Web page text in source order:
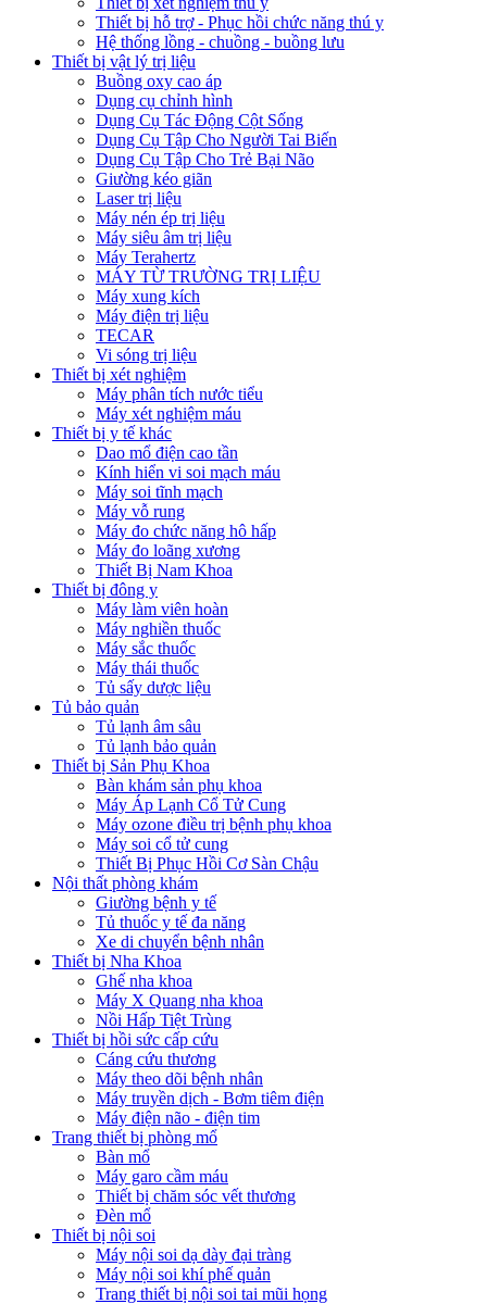
Thiết bị hỗ trợ - Phục hồi chức năng thú y
Hệ thống lồng - chuồng - buồng lưu
Thiết bị vật lý trị liệu
Buồng oxy cao áp
Dụng cụ chỉnh hình
Dụng Cụ Tác Động Cột Sống
Dụng Cụ Tập Cho Người Tai Biến
Dụng Cụ Tập Cho Trẻ Bại Não
Giường kéo giãn
Laser trị liệu
Máy nén ép trị liệu
Máy siêu âm trị liệu
Máy Terahertz
MÁY TỪ TRƯỜNG TRỊ LIỆU
Máy xung kích
Máy điện trị liệu
TECAR
Vi sóng trị liệu
Thiết bị xét nghiệm
Máy phân tích nước tiểu
Máy xét nghiệm máu
Thiết bị y tế khác
Dao mổ điện cao tần
Kính hiển vi soi mạch máu
Máy soi tĩnh mạch
Máy vỗ rung
Máy đo chức năng hô hấp
Máy đo loãng xương
Thiết Bị Nam Khoa
Thiết bị đông y
Máy làm viên hoàn
Máy nghiền thuốc
Máy sắc thuốc
Máy thái thuốc
Tủ sấy dược liệu
Tủ bảo quản
Tủ lạnh âm sâu
Tủ lạnh bảo quản
Thiết bị Sản Phụ Khoa
Bàn khám sản phụ khoa
Máy Áp Lạnh Cổ Tử Cung
Máy ozone điều trị bệnh phụ khoa
Máy soi cổ tử cung
Thiết Bị Phục Hồi Cơ Sàn Chậu
Nội thất phòng khám
Giường bệnh y tế
Tủ thuốc y tế đa năng
Xe di chuyển bệnh nhân
Thiết bị Nha Khoa
Ghế nha khoa
Máy X Quang nha khoa
Nồi Hấp Tiệt Trùng
Thiết bị hồi sức cấp cứu
Cáng cứu thương
Máy theo dõi bệnh nhân
Máy truyền dịch - Bơm tiêm điện
Máy điện não - điện tim
Trang thiết bị phòng mổ
Bàn mổ
Máy garo cầm máu
Thiết bị chăm sóc vết thương
Đèn mổ
Thiết bị nội soi
Máy nội soi dạ dày đại tràng
Máy nội soi khí phế quản
Trang thiết bị nội soi tai mũi họng